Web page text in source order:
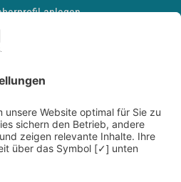
anlegen
Podcast
Kontakt